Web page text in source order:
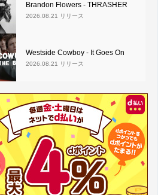
Brandon Flowers - THRASHER
2026.08.21 リリース
Westside Cowboy - It Goes On
2026.08.21 リリース